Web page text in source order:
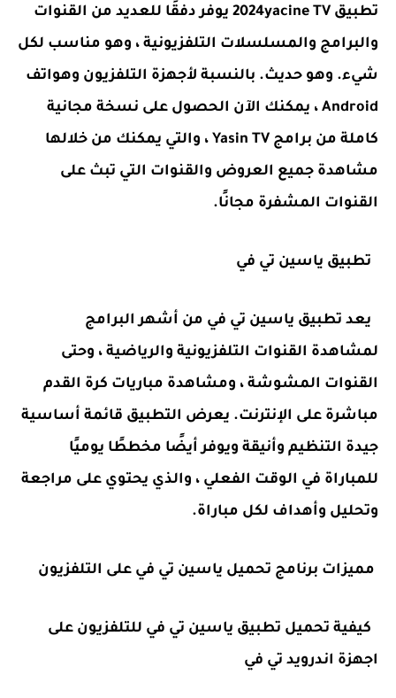
تطبيق 2024yacine TV يوفر دفقًا للعديد من القنوات
والبرامج والمسلسلات التلفزيونية ، وهو مناسب لكل
شيء. وهو حديث. بالنسبة لأجهزة التلفزيون وهواتف
Android ، يمكنك الآن الحصول على نسخة مجانية
كاملة من برامج Yasin TV ، والتي يمكنك من خلالها
مشاهدة جميع العروض والقنوات التي تبث على
القنوات المشفرة مجانًا.
تطبيق ياسين تي في
يعد تطبيق ياسين تي في من أشهر البرامج
لمشاهدة القنوات التلفزيونية والرياضية ، وحتى
القنوات المشوشة ، ومشاهدة مباريات كرة القدم
مباشرة على الإنترنت. يعرض التطبيق قائمة أساسية
جيدة التنظيم وأنيقة ويوفر أيضًا مخططًا يوميًا
للمباراة في الوقت الفعلي ، والذي يحتوي على مراجعة
وتحليل وأهداف لكل مباراة.
مميزات برنامج تحميل ياسين تي في على التلفزيون
كيفية تحميل تطبيق ياسين تي في للتلفزيون على
اجهزة اندرويد تي في